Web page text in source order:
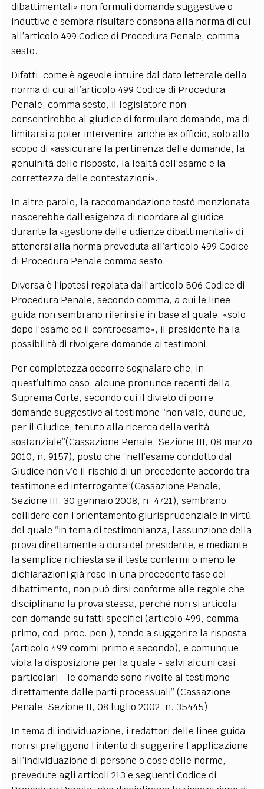
dibattimentali» non formuli domande suggestive o
induttive e sembra risultare consona alla norma di cui
all’articolo 499 Codice di Procedura Penale, comma
sesto.
Difatti, come è agevole intuire dal dato letterale della
norma di cui all’articolo 499 Codice di Procedura
Penale, comma sesto, il legislatore non
consentirebbe al giudice di formulare domande, ma di
limitarsi a poter intervenire, anche ex officio, solo allo
scopo di «assicurare la pertinenza delle domande, la
genuinità delle risposte, la lealtà dell’esame e la
correttezza delle contestazioni».
In altre parole, la raccomandazione testé menzionata
nascerebbe dall’esigenza di ricordare al giudice
durante la «gestione delle udienze dibattimentali» di
attenersi alla norma preveduta all’articolo 499 Codice
di Procedura Penale comma sesto.
Diversa è l’ipotesi regolata dall’articolo 506 Codice di
Procedura Penale, secondo comma, a cui le linee
guida non sembrano riferirsi e in base al quale, «solo
dopo l’esame ed il controesame», il presidente ha la
possibilità di rivolgere domande ai testimoni.
Per completezza occorre segnalare che, in
quest’ultimo caso, alcune pronunce recenti della
Suprema Corte, secondo cui il divieto di porre
domande suggestive al testimone “non vale, dunque,
per il Giudice, tenuto alla ricerca della verità
sostanziale”(Cassazione Penale, Sezione III, 08 marzo
2010, n. 9157), posto che “nell’esame condotto dal
Giudice non v’è il rischio di un precedente accordo tra
testimone ed interrogante”(Cassazione Penale,
Sezione III, 30 gennaio 2008, n. 4721), sembrano
collidere con l’orientamento giurisprudenziale in virtù
del quale “in tema di testimonianza, l’assunzione della
prova direttamente a cura del presidente, e mediante
la semplice richiesta se il teste confermi o meno le
dichiarazioni già rese in una precedente fase del
dibattimento, non può dirsi conforme alle regole che
disciplinano la prova stessa, perché non si articola
con domande su fatti specifici (articolo 499, comma
primo, cod. proc. pen.), tende a suggerire la risposta
(articolo 499 commi primo e secondo), e comunque
viola la disposizione per la quale - salvi alcuni casi
particolari - le domande sono rivolte al testimone
direttamente dalle parti processuali” (Cassazione
Penale, Sezione II, 08 luglio 2002, n. 35445).
In tema di individuazione, i redattori delle linee guida
non si prefiggono l’intento di suggerire l’applicazione
all’individuazione di persone o cose delle norme,
prevedute agli articoli 213 e seguenti Codice di